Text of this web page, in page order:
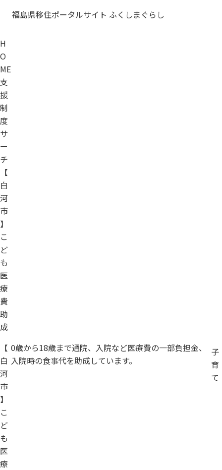
福島県移住ポータルサイト ふくしまぐらし
H
O
ME
支
援
制
度
サ
ー
チ
【
白
河
市
】
こ
ど
も
医
療
費
助
成
【
白
河
市
】
こ
ど
も
医
療
0歳から18歳まで通院、入院など医療費の一部負担金、
入院時の食事代を助成しています。
子
育
て